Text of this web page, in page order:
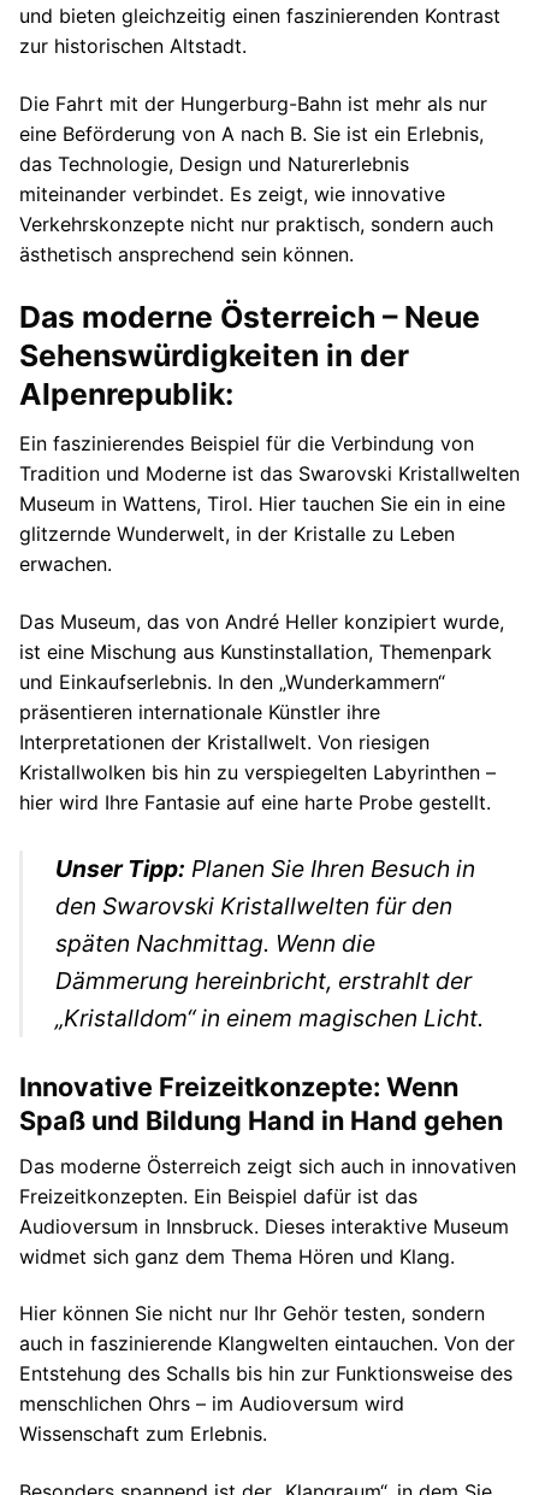
und bieten gleichzeitig einen faszinierenden Kontrast
zur historischen Altstadt.
Die Fahrt mit der Hungerburg-Bahn ist mehr als nur
eine Beförderung von A nach B. Sie ist ein Erlebnis,
das Technologie, Design und Naturerlebnis
miteinander verbindet. Es zeigt, wie innovative
Verkehrskonzepte nicht nur praktisch, sondern auch
ästhetisch ansprechend sein können.
Das moderne Österreich – Neue
Sehenswürdigkeiten in der
Alpenrepublik:
Ein faszinierendes Beispiel für die Verbindung von
Tradition und Moderne ist das Swarovski Kristallwelten
Museum in Wattens, Tirol. Hier tauchen Sie ein in eine
glitzernde Wunderwelt, in der Kristalle zu Leben
erwachen.
Das Museum, das von André Heller konzipiert wurde,
ist eine Mischung aus Kunstinstallation, Themenpark
und Einkaufserlebnis. In den „Wunderkammern“
präsentieren internationale Künstler ihre
Interpretationen der Kristallwelt. Von riesigen
Kristallwolken bis hin zu verspiegelten Labyrinthen –
hier wird Ihre Fantasie auf eine harte Probe gestellt.
Unser Tipp: Planen Sie Ihren Besuch in
den Swarovski Kristallwelten für den
späten Nachmittag. Wenn die
Dämmerung hereinbricht, erstrahlt der
„Kristalldom“ in einem magischen Licht.
Innovative Freizeitkonzepte: Wenn
Spaß und Bildung Hand in Hand gehen
Das moderne Österreich zeigt sich auch in innovativen
Freizeitkonzepten. Ein Beispiel dafür ist das
Audioversum in Innsbruck. Dieses interaktive Museum
widmet sich ganz dem Thema Hören und Klang.
Hier können Sie nicht nur Ihr Gehör testen, sondern
auch in faszinierende Klangwelten eintauchen. Von der
Entstehung des Schalls bis hin zur Funktionsweise des
menschlichen Ohrs – im Audioversum wird
Wissenschaft zum Erlebnis.